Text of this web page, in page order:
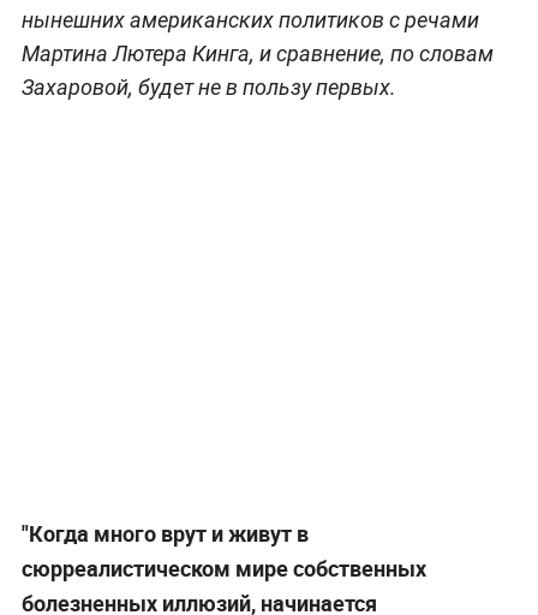
нынешних американских политиков с речами
Мартина Лютера Кинга, и сравнение, по словам
Захаровой, будет не в пользу первых.
"Когда много врут и живут в
сюрреалистическом мире собственных
болезненных иллюзий, начинается